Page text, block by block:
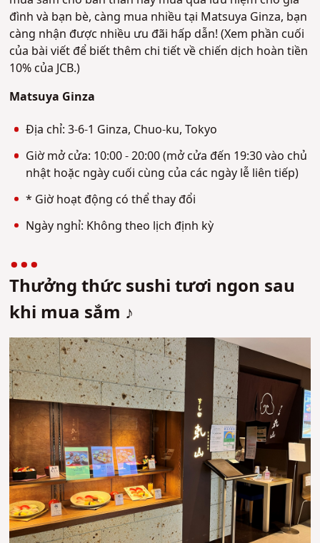
đình và bạn bè, càng mua nhiều tại Matsuya Ginza, bạn
càng nhận được nhiều ưu đãi hấp dẫn! (Xem phần cuối
của bài viết để biết thêm chi tiết về chiến dịch hoàn tiền
10% của JCB.)
Matsuya Ginza
Địa chỉ: 3-6-1 Ginza, Chuo-ku, Tokyo
Giờ mở cửa: 10:00 - 20:00 (mở cửa đến 19:30 vào chủ
nhật hoặc ngày cuối cùng của các ngày lễ liên tiếp)
* Giờ hoạt động có thể thay đổi
Ngày nghỉ: Không theo lịch định kỳ
Thưởng thức sushi tươi ngon sau
khi mua sắm ♪